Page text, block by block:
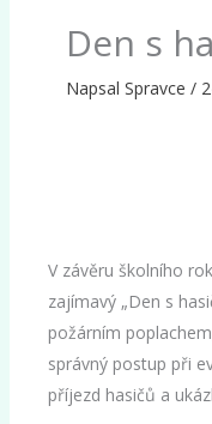
Den s
Napsal Spravce /
V závěru školního
zajímavý „Den s
požárním
správný postup při
příjezd hasičů a